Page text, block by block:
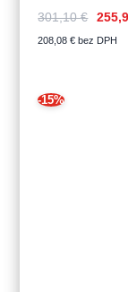
301,10€
208,08€ bez DPH
-15%